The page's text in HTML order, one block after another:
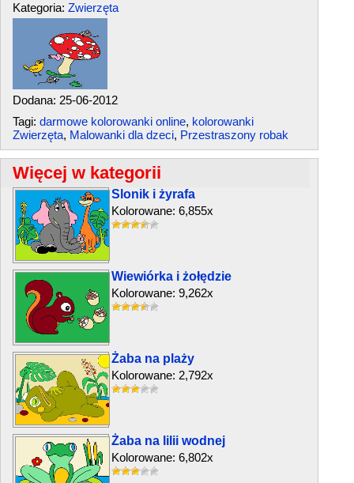
Kategoria: Zwierzęta
Dodana: 25-06-2012
Tagi: darmowe kolorowanki online, kolorowanki
Zwierzęta, Malowanki dla dzeci, Przestraszony robak
Więcej w kategorii
Slonik i żyrafa
Kolorowane: 6,855x
Wiewiórka i żołędzie
Kolorowane: 9,262x
Żaba na plaży
Kolorowane: 2,792x
Żaba na lilii wodnej
Kolorowane: 6,802x